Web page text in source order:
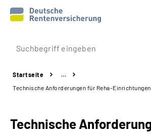
Prävention
Reha
Startseite
…
Technische Anforderungen für Reha-Einrichtungen
Technische